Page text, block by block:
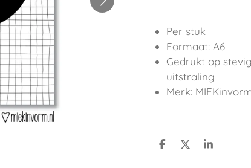
Per stuk
Formaat: A6
Gedrukt op
uitstraling
Merk:
D
D
S